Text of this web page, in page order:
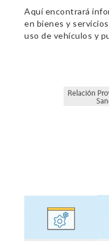
Aquí encontrará
en bienes y
uso de vehículos y